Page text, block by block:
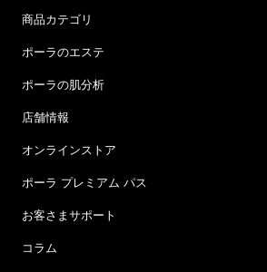
商品カテゴリ
ポーラのエステ
ポーラの肌分析
店舗情報
オンラインストア
ポーラ プレミアム パス
お客さまサポート
コラム